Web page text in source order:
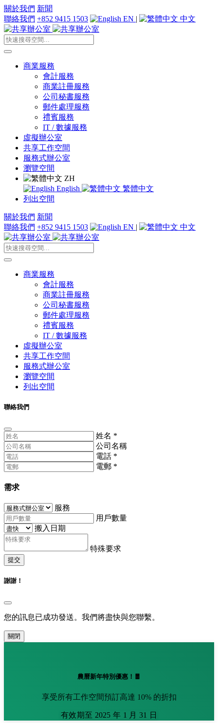
關於我們 新聞
聯絡我們 +852 9415 1503 EN | 中文
商業服務
會計服務
商業註冊服務
公司秘書服務
郵件處理服務
禮賓服務
IT / 數據服務
虛擬辦公室
共享工作空間
服務式辦公室
瀏覽空間
ZH
English
繁體中文
列出空間
關於我們 新聞
聯絡我們 +852 9415 1503 EN | 中文
商業服務
會計服務
商業註冊服務
公司秘書服務
郵件處理服務
禮賓服務
IT / 數據服務
虛擬辦公室
共享工作空間
服務式辦公室
瀏覽空間
列出空間
聯絡我們
姓名 *
公司名稱
電話 *
電郵 *
需求
服務
用戶數量
搬入日期
特殊要求
提交
謝謝！
您的訊息已成功發送。我們將盡快與您聯繫。
關閉
農曆新年特別優惠！🧧
享受所有工作空間預訂高達 10% 的折扣
有效期至 2025 年 1 月 31 日